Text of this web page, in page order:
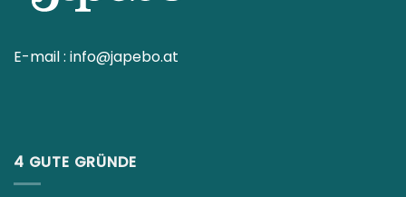
E-mail : info@japebo.at
4 GUTE GRÜNDE